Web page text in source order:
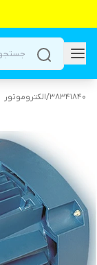
38341840
/الکتروموتور